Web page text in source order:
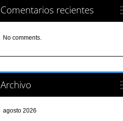
Comentarios recientes
No comments.
Archivo
agosto 2026